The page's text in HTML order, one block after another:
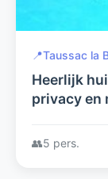
📍Taussac la
Heerlijk
privacy en
wifi, nu met
👥5 pers.